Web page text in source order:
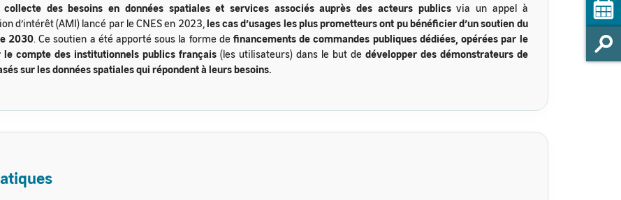
collecte des besoins en données spatiales et services associés auprès des acteurs publicsvia un appel à
d’intérêt (AMI) lancé par le CNES en 2023,les cas d’usages les plus prometteurs ont pu bénéficier d’un soutien du
2030. Ce soutien a été apporté sous la forme definancements de commandes publiques dédiées, opérées par le
le compte des institutionnels publics français (les utilisateurs) dans le but de développer des démonstrateurs de
sur les données spatiales qui répondent à leurs besoins.